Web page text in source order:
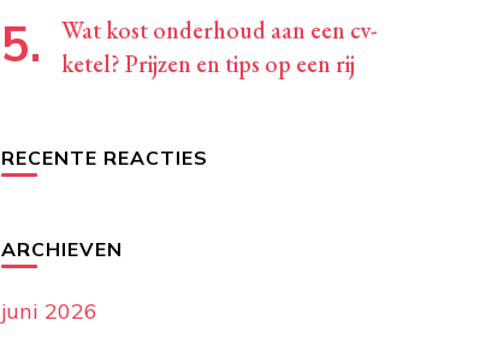
Wat kost onderhoud aan een cv-
ketel? Prijzen en tips op een rij
RECENTE REACTIES
ARCHIEVEN
juni 2026